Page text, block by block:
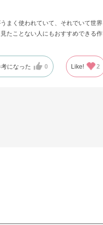
まく使われていて、それでいて世界
たことない人にもおすすめできる作
考になった 0 Like! 2